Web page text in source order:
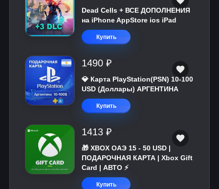
Dead Cells + ВСЕ ДОПОЛНЕНИЯ
на iPhone AppStore ios iPad
Купить
1490 ₽
💎 Карта PlayStation(PSN) 10-100
USD (Доллары) АРГЕНТИНА
Купить
1413 ₽
🎁 XBOX ОАЭ 15 - 50 USD |
ПОДАРОЧНАЯ КАРТА | Xbox Gift
Card | АВТО ⚡
Купить